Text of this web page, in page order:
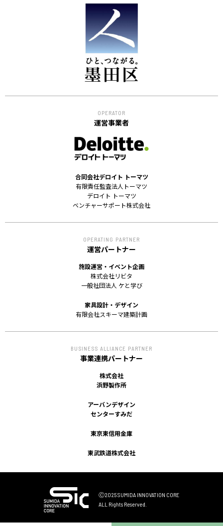
OPERATOR
運営事業者
合同会社デロイト トーマツ
有限責任監査法人トーマツ
デロイト トーマツ
ベンチャーサポート株式会社
OPERATING PARTNER
運営パートナー
施設運営・イベント企画
株式会社リビタ
一般社団法人 ケと学び
家具設計・デザイン
有限会社スキーマ建築計画
BUSINESS ALLIANCE PARTNER
事業連携パートナー
株式会社
浜野製作所
アーバンデザイン
センターすみだ
東京東信用金庫
東武鉄道株式会社
Ⓒ2025 SUMIDA INNOVATION CORE
ALL Rights Reserved.